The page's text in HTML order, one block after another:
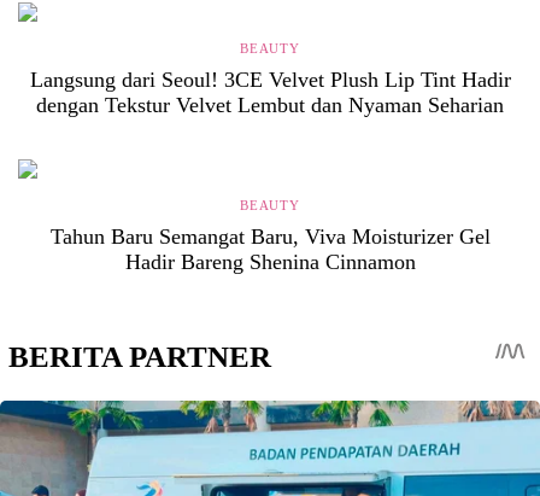
BEAUTY
Langsung dari Seoul! 3CE Velvet Plush Lip Tint Hadir
dengan Tekstur Velvet Lembut dan Nyaman Seharian
BEAUTY
Tahun Baru Semangat Baru, Viva Moisturizer Gel
Hadir Bareng Shenina Cinnamon